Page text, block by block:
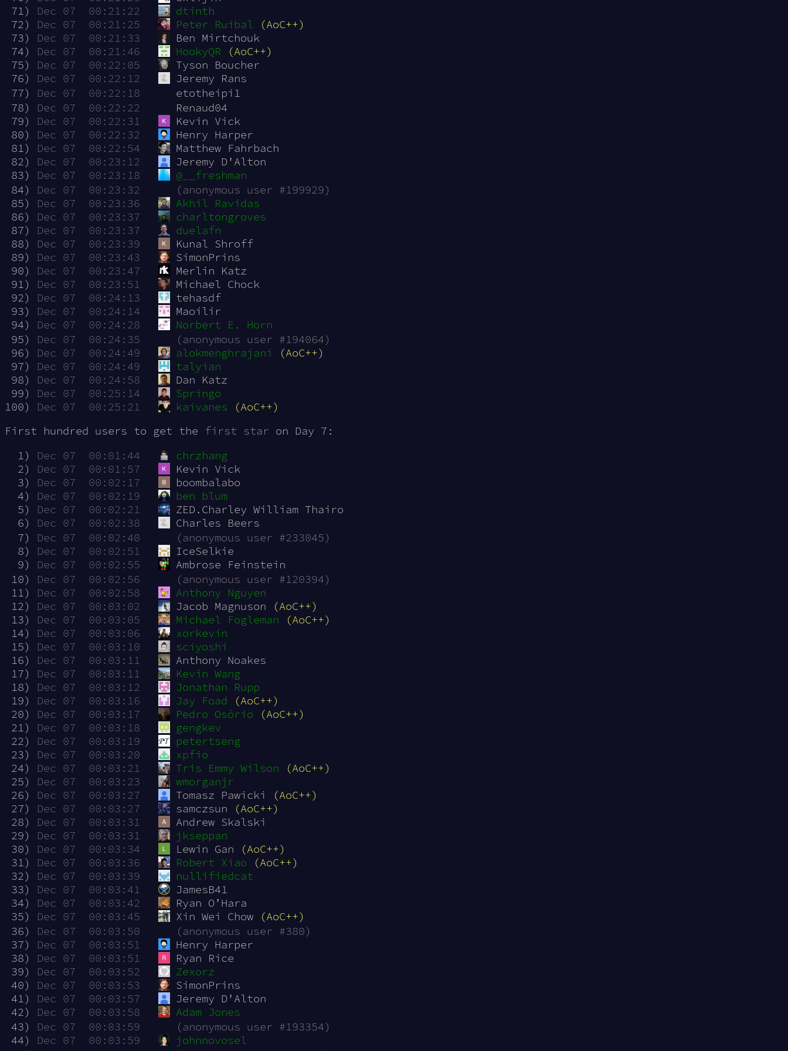
71)
Dec 07  00:21:22
dtinth
72)
Dec 07  00:21:25 Peter Ruibal
(AoC++)
73)
Dec 07  00:21:33
Ben Mirtchouk
74)
Dec 07  00:21:46 HookyQR
(AoC++)
75)
Dec 07  00:22:05
Tyson Boucher
76)
Dec 07  00:22:12
Jeremy Rans
77)
Dec 07  00:22:18
etotheipi1
78)
Dec 07  00:22:22
Renaud04
79)
Dec 07  00:22:31
Kevin Vick
80)
Dec 07  00:22:32
Henry Harper
81)
Dec 07  00:22:54
Matthew Fahrbach
82)
Dec 07  00:23:12
Jeremy D'Alton
83)
Dec 07  00:23:18
@__freshman
84)
Dec 07  00:23:32
(anonymous user #199929)
85)
Dec 07  00:23:36
Akhil Ravidas
86)
Dec 07  00:23:37
charltongroves
87)
Dec 07  00:23:37
duelafn
88)
Dec 07  00:23:39
Kunal Shroff
89)
Dec 07  00:23:43
SimonPrins
90)
Dec 07  00:23:47
Merlin Katz
91)
Dec 07  00:23:51
Michael Chock
92)
Dec 07  00:24:13
tehasdf
93)
Dec 07  00:24:14
Maoilir
94)
Dec 07  00:24:28
Norbert E. Horn
95)
Dec 07  00:24:35
(anonymous user #194064)
96)
Dec 07  00:24:49 alokmenghrajani
(AoC++)
97)
Dec 07  00:24:49
talyian
98)
Dec 07  00:24:58
Dan Katz
99)
Dec 07  00:25:14
Springo
100)
Dec 07  00:25:21 kaivanes
(AoC++)
First hundred users to get the first star on Day 7:
  1)
Dec 07  00:01:44
chrzhang
  2)
Dec 07  00:01:57
Kevin Vick
  3)
Dec 07  00:02:17
boombalabo
  4)
Dec 07  00:02:19
ben blum
  5)
Dec 07  00:02:21
ZED.Charley William Thairo
  6)
Dec 07  00:02:38
Charles Beers
  7)
Dec 07  00:02:40
(anonymous user #233045)
  8)
Dec 07  00:02:51
IceSelkie
  9)
Dec 07  00:02:55
Ambrose Feinstein
10)
Dec 07  00:02:56
(anonymous user #120394)
11)
Dec 07  00:02:58
Anthony Nguyen
12)
Dec 07  00:03:02 Jacob Magnuson
(AoC++)
13)
Dec 07  00:03:05 Michael Fogleman
(AoC++)
14)
Dec 07  00:03:06
xorkevin
15)
Dec 07  00:03:10
sciyoshi
16)
Dec 07  00:03:11
Anthony Noakes
17)
Dec 07  00:03:11
Kevin Wang
18)
Dec 07  00:03:12
Jonathan Rupp
19)
Dec 07  00:03:16 Jay Foad
(AoC++)
20)
Dec 07  00:03:17 Pedro Osório
(AoC++)
21)
Dec 07  00:03:18
gengkev
22)
Dec 07  00:03:19
petertseng
23)
Dec 07  00:03:20
xpfio
24)
Dec 07  00:03:21 Tris Emmy Wilson
(AoC++)
25)
Dec 07  00:03:23
wmorganjr
26)
Dec 07  00:03:27 Tomasz Pawicki
(AoC++)
27)
Dec 07  00:03:27 samczsun
(AoC++)
28)
Dec 07  00:03:31
Andrew Skalski
29)
Dec 07  00:03:31
jkseppan
30)
Dec 07  00:03:34 Lewin Gan
(AoC++)
31)
Dec 07  00:03:36 Robert Xiao
(AoC++)
32)
Dec 07  00:03:39
nullifiedcat
33)
Dec 07  00:03:41
JamesB41
34)
Dec 07  00:03:42
Ryan O’Hara
35)
Dec 07  00:03:45 Xin Wei Chow
(AoC++)
36)
Dec 07  00:03:50
(anonymous user #380)
37)
Dec 07  00:03:51
Henry Harper
38)
Dec 07  00:03:51
Ryan Rice
39)
Dec 07  00:03:52
Zexorz
40)
Dec 07  00:03:53
SimonPrins
41)
Dec 07  00:03:57
Jeremy D'Alton
42)
Dec 07  00:03:58
Adam Jones
43)
Dec 07  00:03:59
(anonymous user #193354)
44)
Dec 07  00:03:59
johnnovosel